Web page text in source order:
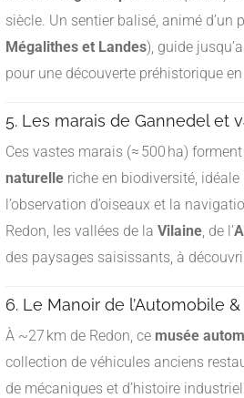
siècle. Un sentier balisé, animé d’un
Mégalithes et Landes), guide
pour une découverte préhistorique
5. Les marais de Gannedel et
Ces vastes marais (≈ 500 ha)
naturelle riche en biodiversité, idéale
l’observation d’oiseaux et la
Redon, les vallées de la Vilaine , de l’
des paysages saisissants, à
6. Le Manoir de l’Automobile
À ~27 km de Redon, ce musée
collection de véhicules anciens
de mécaniques et d’histoire